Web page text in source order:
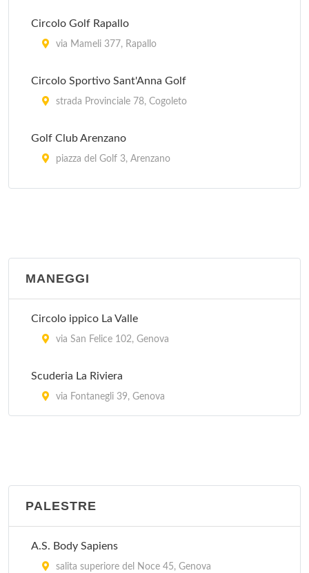
Circolo Golf Rapallo
via Mameli 377, Rapallo
Circolo Sportivo Sant'Anna Golf
strada Provinciale 78, Cogoleto
Golf Club Arenzano
piazza del Golf 3, Arenzano
viale Rainusso , Santa Margherita Ligure
MANEGGI
Circolo ippico La Valle
via San Felice 102, Genova
Scuderia La Riviera
via Fontanegli 39, Genova
PALESTRE
A.S. Body Sapiens
salita superiore del Noce 45, Genova